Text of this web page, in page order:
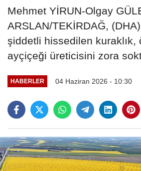
Mehmet YİRUN-Olgay
ARSLAN/TEKİRDAĞ,
şiddetli hissedilen kuraklık,
ayçiçeği üreticisini zora
HABERLER 04 Haziran 2026 - 10:30